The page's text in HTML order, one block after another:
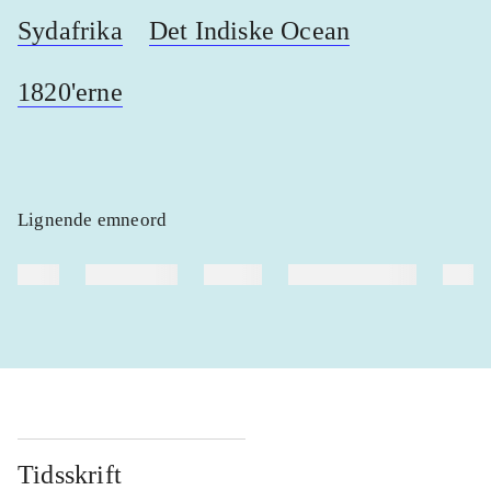
Sydafrika Det Indiske Ocean
1820'erne
Lignende emneord
Tidsskrift